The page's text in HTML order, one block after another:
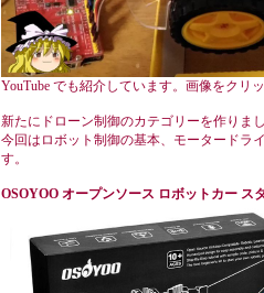
YouTube でも紹介しています。画像をクリ
新たにドローン制御のカテゴリーを作りまし
今回はロボット制御の基本、モータードラ
す。
OSOYOO オープンソース ロボットカー ス